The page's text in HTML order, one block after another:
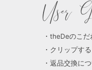
User
theDeのこだ
クリップする
返品交換に